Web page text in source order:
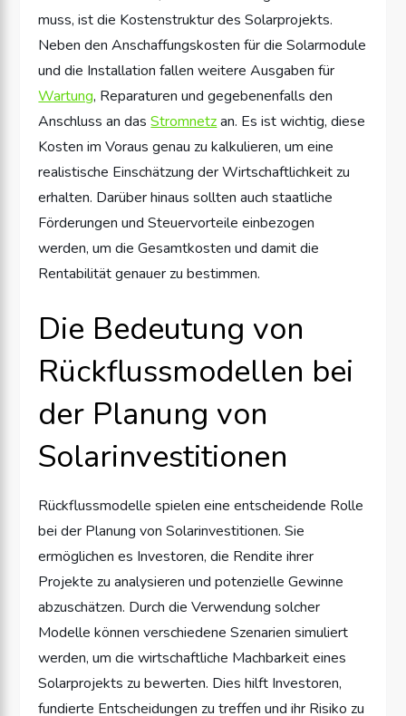
muss, ist die Kostenstruktur des Solarprojekts.
Neben den Anschaffungskosten für die Solarmodule
und die Installation fallen weitere Ausgaben für
Wartung, Reparaturen und gegebenenfalls den
Anschluss an dasStromnetzan. Es ist wichtig, diese
Kosten im Voraus genau zu kalkulieren, um eine
realistische Einschätzung der Wirtschaftlichkeit zu
erhalten. Darüber hinaus sollten auch staatliche
Förderungen und Steuervorteile einbezogen
werden, um die Gesamtkosten und damit die
Rentabilität genauer zu bestimmen.
Die Bedeutung von
Rückflussmodellen bei
der Planung von
Solarinvestitionen
Rückflussmodelle spielen eine entscheidende Rolle
bei der Planung von Solarinvestitionen. Sie
ermöglichen es Investoren, die Rendite ihrer
Projekte zu analysieren und potenzielle Gewinne
abzuschätzen. Durch die Verwendung solcher
Modelle können verschiedene Szenarien simuliert
werden, um die wirtschaftliche Machbarkeit eines
Solarprojekts zu bewerten. Dies hilft Investoren,
fundierte Entscheidungen zu treffen und ihr Risiko zu